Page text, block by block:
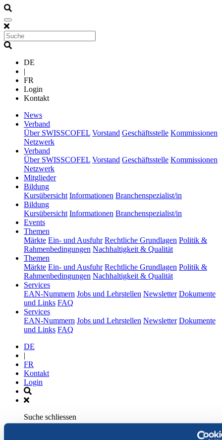
DE
|
FR
Login
Kontakt
News(current)
Verband
Über SWISSCOFEL Vorstand Geschäftsstelle Kommissionen
Netzwerk
Verband
Über SWISSCOFEL Vorstand Geschäftsstelle Kommissionen
Netzwerk
Mitglieder(current)
Bildung(current)
Kursübersicht Informationen Branchenspezialist/in
Bildung(current)
Kursübersicht Informationen Branchenspezialist/in
Events(current)
Themen
Märkte Ein- und Ausfuhr Rechtliche Grundlagen Politik &
Rahmenbedingungen Nachhaltigkeit & Qualität
Themen
Märkte Ein- und Ausfuhr Rechtliche Grundlagen Politik &
Rahmenbedingungen Nachhaltigkeit & Qualität
Services(current)
EAN-Nummern Jobs und Lehrstellen Newsletter Dokumente
und Links FAQ
Services(current)
EAN-Nummern Jobs und Lehrstellen Newsletter Dokumente
und Links FAQ
DE
|
FR
Kontakt
Login
Suche schliessen